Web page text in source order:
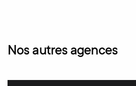
Nos autres agences